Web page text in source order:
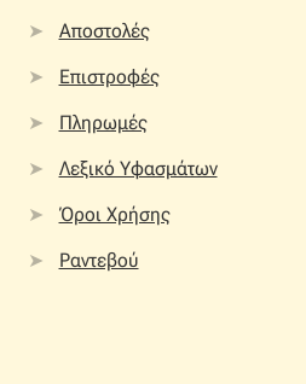
Αποστολές
Επιστροφές
Πληρωμές
Λεξικό Υφασμάτων
Όροι Χρήσης
Ραντεβού